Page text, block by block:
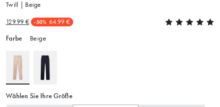
Twill | Beige
129.99 € -50% 64.99 €
Farbe Beige
Wählen Sie Ihre Größe